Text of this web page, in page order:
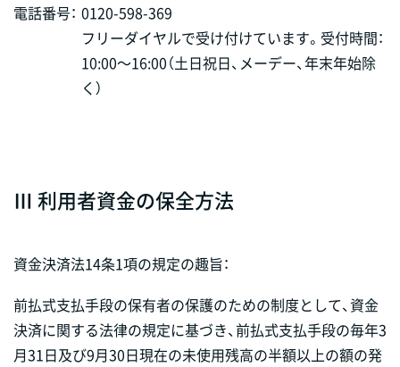
電話番号： 0120-598-369
フリーダイヤルで受け付けています。受付時間：
10:00～16:00（土日祝日、メーデー、年末年始除
く）
Ⅲ 利用者資金の保全方法
資金決済法14条1項の規定の趣旨：
前払式支払手段の保有者の保護のための制度として、資金
決済に関する法律の規定に基づき、前払式支払手段の毎年3
月31日及び9月30日現在の未使用残高の半額以上の額の発